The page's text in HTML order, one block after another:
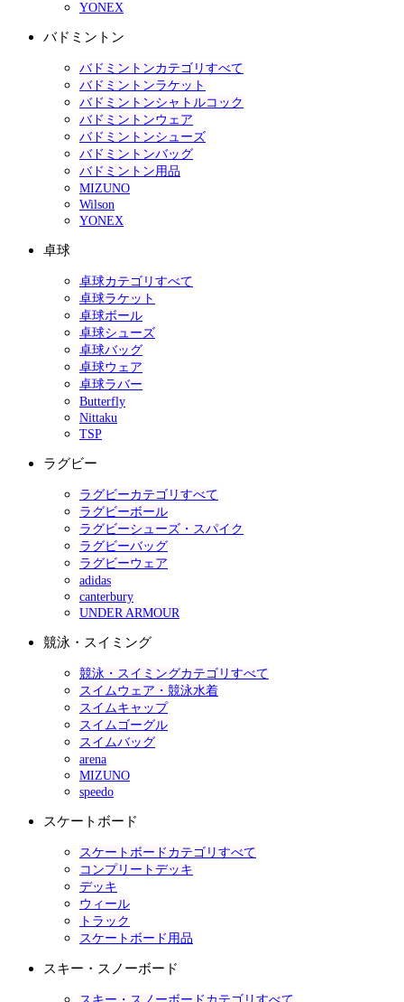
YONEX
バドミントン
バドミントンカテゴリすべて
バドミントンラケット
バドミントンシャトルコック
バドミントンウェア
バドミントンシューズ
バドミントンバッグ
バドミントン用品
MIZUNO
Wilson
YONEX
卓球
卓球カテゴリすべて
卓球ラケット
卓球ボール
卓球シューズ
卓球バッグ
卓球ウェア
卓球ラバー
Butterfly
Nittaku
TSP
ラグビー
ラグビーカテゴリすべて
ラグビーボール
ラグビーシューズ・スパイク
ラグビーバッグ
ラグビーウェア
adidas
canterbury
UNDER ARMOUR
競泳・スイミング
競泳・スイミングカテゴリすべて
スイムウェア・競泳水着
スイムキャップ
スイムゴーグル
スイムバッグ
arena
MIZUNO
speedo
スケートボード
スケートボードカテゴリすべて
コンプリートデッキ
デッキ
ウィール
トラック
スケートボード用品
スキー・スノーボード